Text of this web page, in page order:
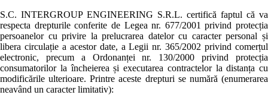
S.C. INTERGROUP ENGINEERING S.R.L. certifică faptul că va
respecta drepturile conferite de Legea nr. 677/2001 privind protecția
persoanelor cu privire la prelucrarea datelor cu caracter personal și
libera circulație a acestor date, a Legii nr. 365/2002 privind comerțul
electronic, precum a Ordonanței nr. 130/2000 privind protecția
consumatorilor la încheierea și executarea contractelor la distanța cu
modificările ulterioare. Printre aceste drepturi se numără (enumerarea
neavând un caracter limitativ):